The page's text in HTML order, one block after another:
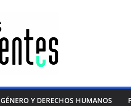
GÉNERO Y DERECHOS HUMANOS